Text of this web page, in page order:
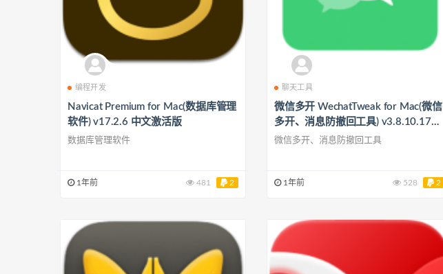
编程开发
Navicat Premium for Mac(数据库管理
软件) v17.2.6 中文激活版
数据库管理软件
1年前 481 2
聊天工具
微信多开 WechatTweak for Mac(微信
多开、消息防撤回工具) v3.8.10.17中
文集成版
微信多开、消息防撤回工具
1年前 528 2